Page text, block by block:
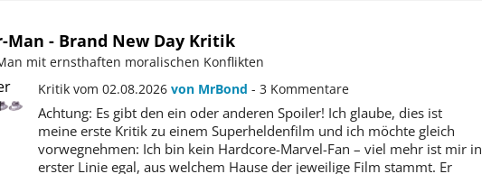
Man - Brand New Day Kritik
mit ernsthaften moralischen Konflikten
Kritik vom 02.08.2026 von MrBond - 3 Kommentare
Achtung: Es gibt den ein oder anderen Spoiler! Ich glaube, dies ist
meine erste Kritik zu einem Superheldenfilm und ich möchte gleich
vorwegnehmen: Ich bin kein Hardcore-Marvel-Fan – viel mehr ist mir in
erster Linie egal, aus welchem Hause der jeweilige Film stammt. Er